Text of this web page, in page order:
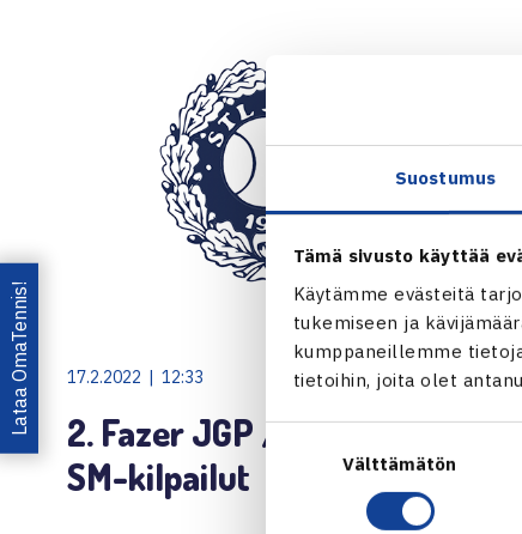
Suostumus
Tämä sivusto käyttää
Käytämme evästeitä
tukemiseen ja
kumppaneillemme
tietoihin, joita olet
Suostumuksen
Välttämätön
17.2.2022 | 12:33
2. Fazer JGP / junioreiden
SM-kilpailut
Lataa OmaTennis!